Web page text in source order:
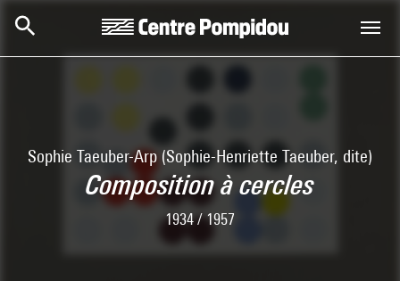
Sophie Taeuber-Arp (Sophie-Henriette Taeuber, dite)
Composition à cercles
1934 / 1957